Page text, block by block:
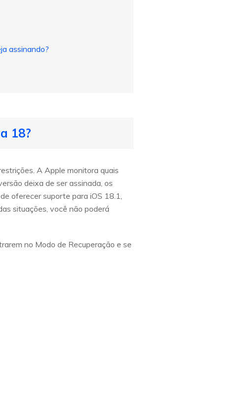
assinando?
18?
A Apple monitora quais
deixa de ser assinada, os
oferecer suporte para iOS 18.1,
situações, você não poderá
no Modo de Recuperação e se